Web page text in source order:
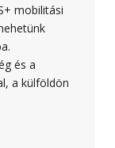
mobilitási
és a
a külföldön